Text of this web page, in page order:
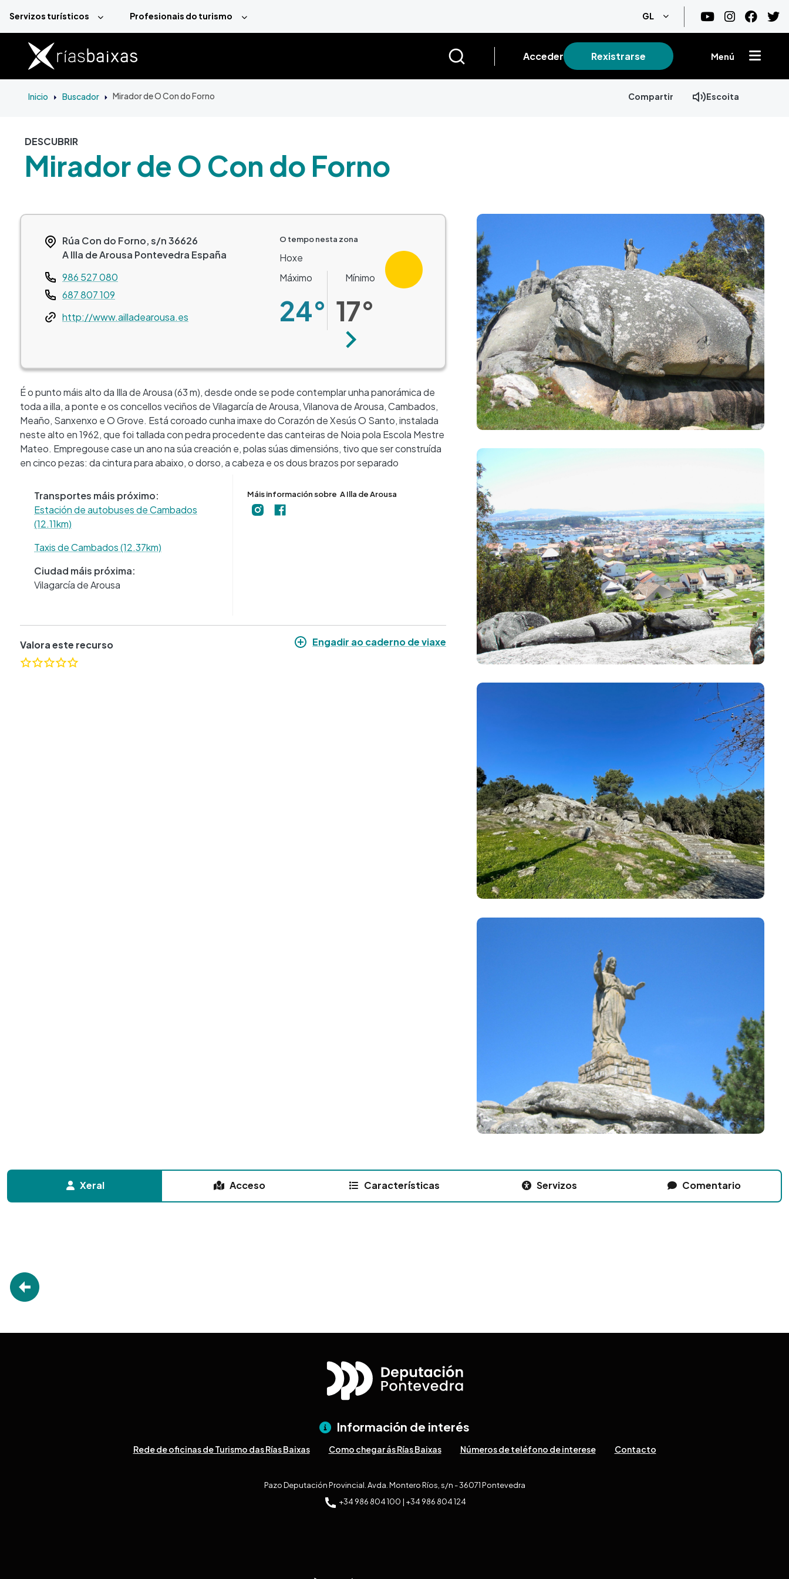
Servizos turísticos Profesionais do turismo GL List additional actions
Acceder Rexistrarse Menú
Inicio Buscador Mirador de O Con do Forno Compartir Escoita
DESCUBRIR
Mirador de O Con do Forno
Rúa Con do Forno, s/n36626
A Illa de Arousa Pontevedra España
Teléfono
986 527 080
687 807 109
Webhttp://www.ailladearousa.es
O tempo nesta zona
Hoxe
Máximo
24°
Mínimo
17°
Seguinte
É o punto máis alto da Illa de Arousa (63 m), desde onde se pode contemplar unha panorámica de
toda a illa, a ponte e os concellos veciños de Vilagarcía de Arousa, Vilanova de Arousa, Cambados,
Meaño, Sanxenxo e O Grove. Está coroado cunha imaxe do Corazón de Xesús O Santo, instalada
neste alto en 1962, que foi tallada con pedra procedente das canteiras de Noia pola Escola Mestre
Mateo. Empregouse case un ano na súa creación e, polas súas dimensións, tivo que ser construída
en cinco pezas: da cintura para abaixo, o dorso, a cabeza e os dous brazos por separado
+
Transportes máis próximo:
Estación de autobuses de Cambados
(12.11km)
Taxis de Cambados (12.37km)
Ciudad máis próxima:
Vilagarcía de Arousa
Máis información sobre A Illa de Arousa
Valora este recurso Engadir ao caderno de viaxe
Imaxe
Imaxe
Imaxe
Imaxe
Xeral Acceso Características Servizos Comentario
Información de interés
Rede de oficinas de Turismo das Rías Baixas Como chegar ás Rías Baixas Números de teléfono de interese Contacto
Pazo Deputación Provincial. Avda. Montero Ríos, s/n - 36071 Pontevedra
+34 986 804 100 | +34 986 804 124